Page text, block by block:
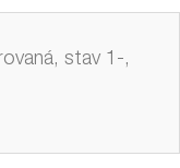
stav 1-,